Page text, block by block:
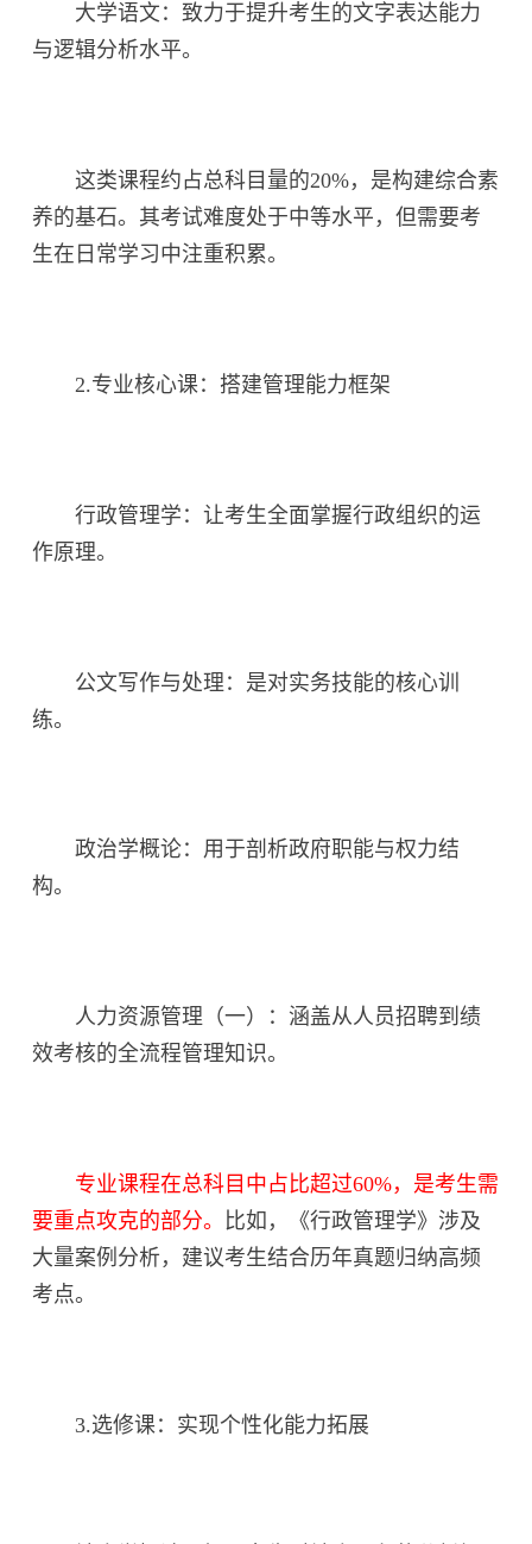
大学语文：致力于提升考生的文字表达能力
与逻辑分析水平。
这类课程约占总科目量的20%，是构建综合素
养的基石。其考试难度处于中等水平，但需要考
生在日常学习中注重积累。
2.专业核心课：搭建管理能力框架
行政管理学：让考生全面掌握行政组织的运
作原理。
公文写作与处理：是对实务技能的核心训
练。
政治学概论：用于剖析政府职能与权力结
构。
人力资源管理（一）：涵盖从人员招聘到绩
效考核的全流程管理知识。
专业课程在总科目中占比超过60%，是考生需
要重点攻克的部分。
比如，《行政管理学》涉及
大量案例分析，建议考生结合历年真题归纳高频
考点。
3.选修课：实现个性化能力拓展